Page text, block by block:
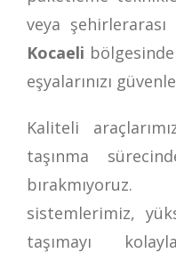
veya
Kocaeli
eşyalarınızı
Kaliteli
taşınma
sistemlerimiz,
taşımayı